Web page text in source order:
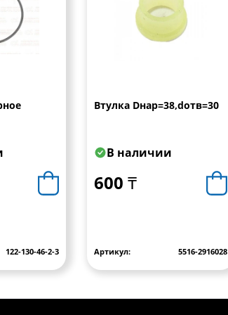
122-130-46-2-3
Втулка Dнар=38,dотв=30
В наличии
600 ₸
Артикул: 5516-2916028